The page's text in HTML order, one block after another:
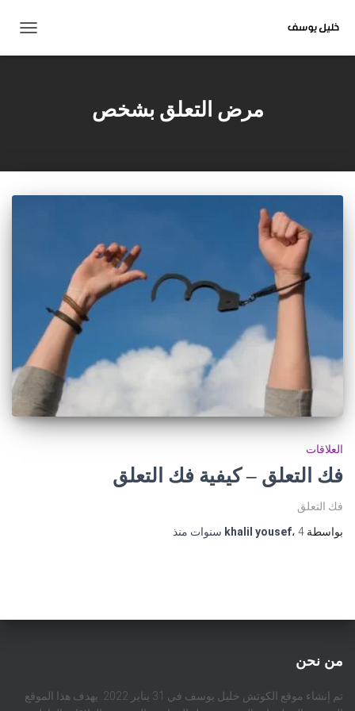
التنقل
مرض التعلق بشخص
العلاقات
فك التعلق – كيفية فك التعلق
فك التعلق
بواسطة
khalil yousef، 4 سنوات منذ
من نحن
تم إنشاء موقع الكوتش خليل يوسف في 31 يناير 2022. يهدف هذا الموقع